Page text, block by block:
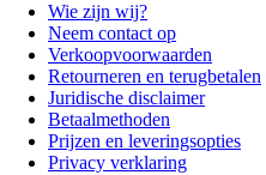
Wie zijn wij?
Neem contact op
Verkoopvoorwaarden
Retourneren en terugbetalen
Juridische disclaimer
Betaalmethoden
Prijzen en leveringsopties
Privacy verklaring